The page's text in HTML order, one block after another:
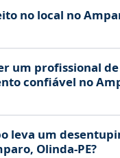
no local no
um profissional de
confiável no
leva um
Olinda‑PE?